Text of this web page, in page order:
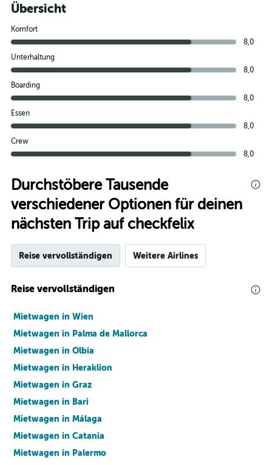
Übersicht
Komfort
8,0
Unterhaltung
8,0
Boarding
8,0
Essen
8,0
Crew
8,0
Durchstöbere Tausende
verschiedener Optionen für deinen
nächsten Trip auf checkfelix
Reise vervollständigen Weitere Airlines
Reise vervollständigen
Mietwagen in Wien
Mietwagen in Palma de Mallorca
Mietwagen in Olbia
Mietwagen in Heraklion
Mietwagen in Graz
Mietwagen in Bari
Mietwagen in Málaga
Mietwagen in Catania
Mietwagen in Palermo